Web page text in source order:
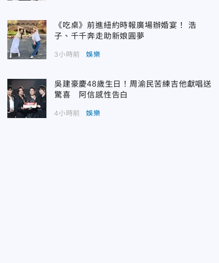
《吃桌》前進紐約時報廣場辦婚宴！ 浩
子、千千奔走助新娘圓夢
3小時前 娛樂
吳建豪慶48歲生日！周渝民苦練吉他獻唱送
驚喜 阿信感性告白
4小時前 娛樂